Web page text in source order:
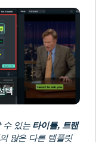
택
수 있는타이틀, 트랜
많은 다른 템플릿